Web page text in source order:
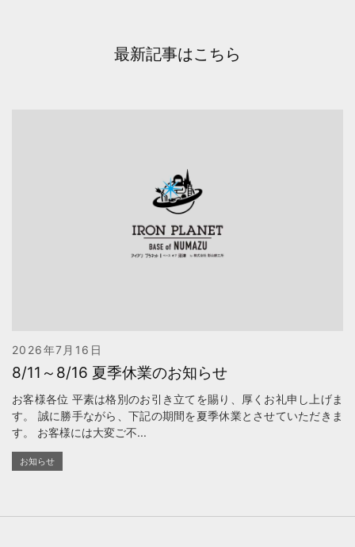
最新記事はこちら
2026年7月16日
8/11～8/16 夏季休業のお知らせ
お客様各位 平素は格別のお引き立てを賜り、厚くお礼申し上げま
す。 誠に勝手ながら、下記の期間を夏季休業とさせていただきま
す。 お客様には大変ご不...
お知らせ